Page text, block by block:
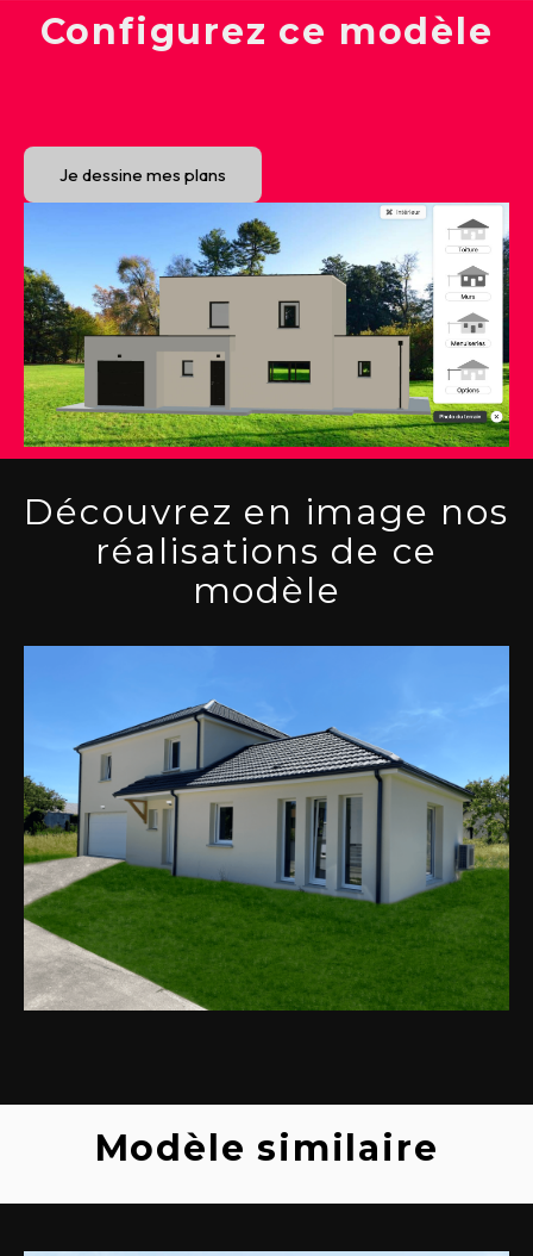
Configurez ce modèle
Je dessine mes plans
Découvrez en image nos
réalisations de ce
modèle
Modèle similaire